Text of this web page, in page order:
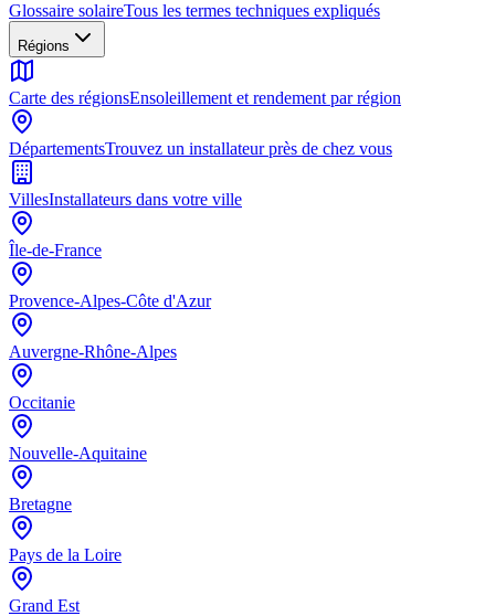
Glossaire solaireTous les termes techniques expliqués
Régions
Carte des régionsEnsoleillement et rendement par région
DépartementsTrouvez un installateur près de chez vous
VillesInstallateurs dans votre ville
Île-de-France
Provence-Alpes-Côte d'Azur
Auvergne-Rhône-Alpes
Occitanie
Nouvelle-Aquitaine
Bretagne
Pays de la Loire
Grand Est